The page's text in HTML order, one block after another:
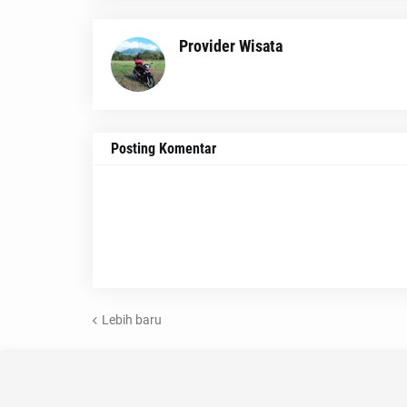
Provider Wisata
Posting Komentar
Lebih baru